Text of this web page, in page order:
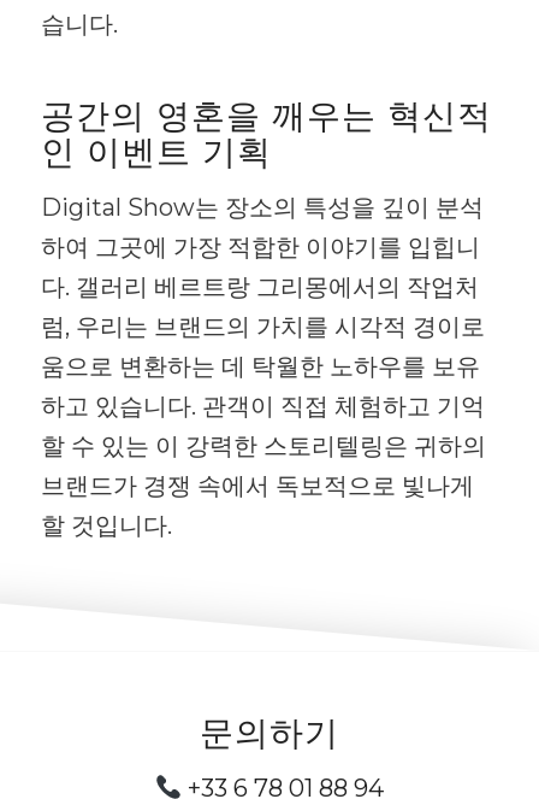
습니다.
공간의 영혼을 깨우는 혁신적
인 이벤트 기획
Digital Show는 장소의 특성을 깊이 분석
하여 그곳에 가장 적합한 이야기를 입힙니
다. 갤러리 베르트랑 그리몽에서의 작업처
럼, 우리는 브랜드의 가치를 시각적 경이로
움으로 변환하는 데 탁월한 노하우를 보유
하고 있습니다. 관객이 직접 체험하고 기억
할 수 있는 이 강력한 스토리텔링은 귀하의
브랜드가 경쟁 속에서 독보적으로 빛나게
할 것입니다.
문의하기
+33 6 78 01 88 94